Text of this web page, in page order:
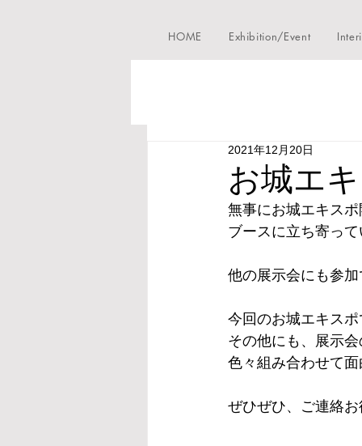
HOME Exhibition/Event
お城エ
2021年12月20日
無事にお城エキス
ブースに立ち寄っ
他の展示会にも参
今回のお城エキス
その他にも、展示
色々組み合わせて
ぜひぜひ、ご連絡